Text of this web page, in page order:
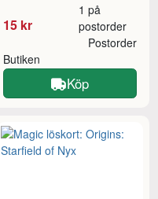
15 kr
1 på
postorder
Butiken
Postorder
Köp